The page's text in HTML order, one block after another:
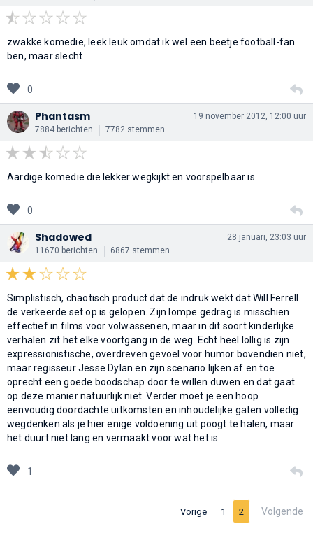
zwakke komedie, leek leuk omdat ik wel een beetje football-fan
ben, maar slecht
0
Phantasm
7884 berichten 7782 stemmen
19 november 2012, 12:00 uur
Aardige komedie die lekker wegkijkt en voorspelbaar is.
0
Shadowed
11670 berichten 6867 stemmen
28 januari, 23:03 uur
Simplistisch, chaotisch product dat de indruk wekt dat Will Ferrell
de verkeerde set op is gelopen. Zijn lompe gedrag is misschien
effectief in films voor volwassenen, maar in dit soort kinderlijke
verhalen zit het elke voortgang in de weg. Echt heel lollig is zijn
expressionistische, overdreven gevoel voor humor bovendien niet,
maar regisseur Jesse Dylan en zijn scenario lijken af en toe
oprecht een goede boodschap door te willen duwen en dat gaat
op deze manier natuurlijk niet. Verder moet je een hoop
eenvoudig doordachte uitkomsten en inhoudelijke gaten volledig
wegdenken als je hier enige voldoening uit poogt te halen, maar
het duurt niet lang en vermaakt voor wat het is.
1
Vorige 1 2 Volgende